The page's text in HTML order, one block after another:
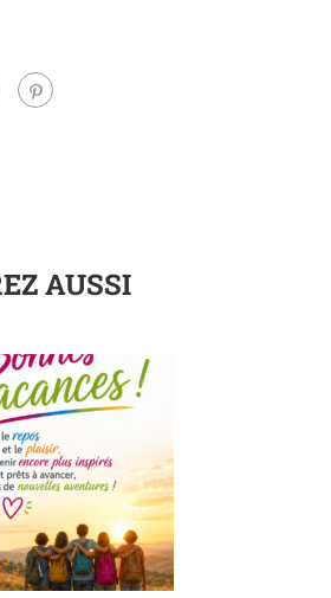
AUSSI